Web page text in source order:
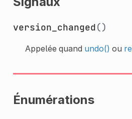
version_changed()
Appelée quand undo() ou
Énumérations